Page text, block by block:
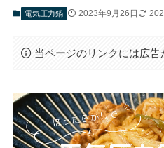
電気圧力鍋 2023年9月26日
当ページのリンクには広告